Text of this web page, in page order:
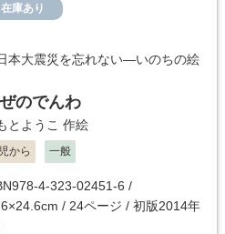
在庫あり
本大震災を忘れない―いのちの絵
のでんわ
とようこ 作絵
から 一般
4-323-02451-6 /
/ 24ページ / 初版2014年